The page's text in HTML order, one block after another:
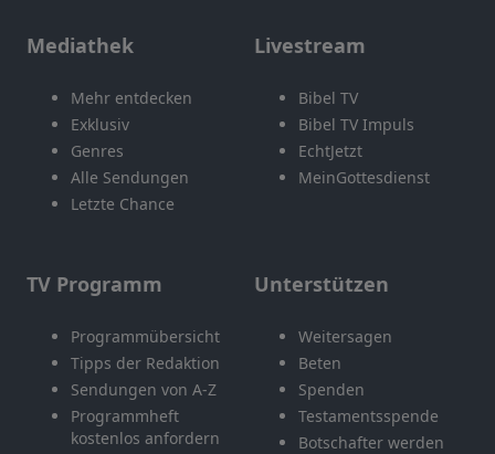
Mediathek
Mehr entdecken
Exklusiv
Genres
Alle Sendungen
Letzte Chance
Livestream
Bibel TV
Bibel TV Impuls
EchtJetzt
MeinGottesdienst
TV Programm
Programmübersicht
Tipps der Redaktion
Sendungen von A-Z
Programmheft
kostenlos anfordern
Unterstützen
Weitersagen
Beten
Spenden
Testamentsspende
Botschafter werden